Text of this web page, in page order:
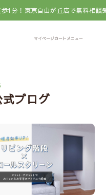
！東京自由が丘店で無料相談受
ブログ